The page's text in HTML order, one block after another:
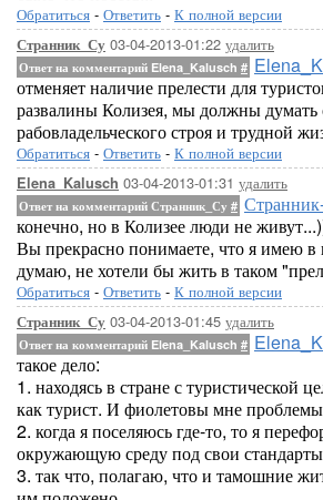
Обратиться - Ответить - К полной версии
Странник_Су 03-04-2013-01:22 удалить
Ответ на комментарий Elena_Kalusch #
отменяет наличие прелести для
развалины Колизея, мы должны думать
рабовладельческого строя и трудной
Обратиться - Ответить - К полной версии
Elena_Kalusch 03-04-2013-01:31 удалить
Ответ на комментарий Странник_Су #
конечно, но в Колизее люди не
Вы прекрасно понимаете, что я имею
думаю, не хотели бы жить в таком
Обратиться - Ответить - К полной версии
Странник_Су 03-04-2013-01:45 удалить
Ответ на комментарий Elena_Kalusch #
такое дело:
1. находясь в стране с туристической
как турист. И фиолетовы мне
2. когда я поселяюсь где-то, то я
окружающую среду под свои
3. так что, полагаю, что и тамошние